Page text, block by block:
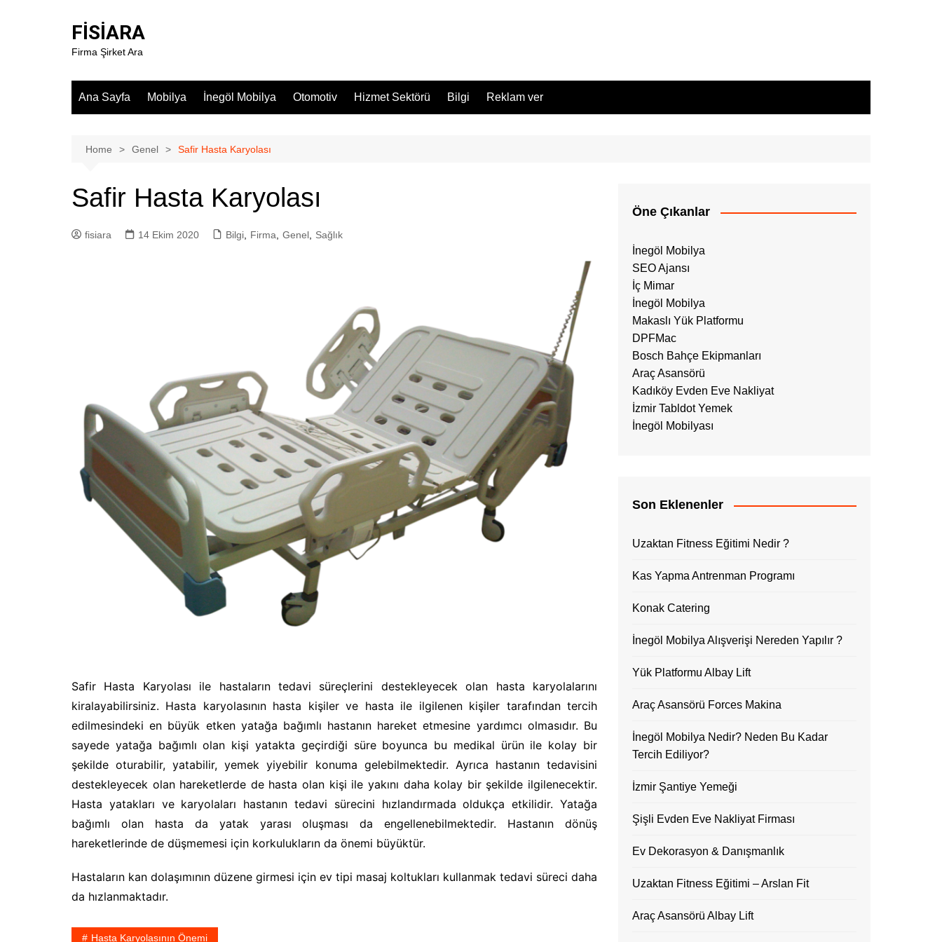
FİSİARA
Firma Şirket Ara
Ana Sayfa Mobilya İnegöl Mobilya Otomotiv Hizmet Sektörü Bilgi Reklam ver
Home Genel Safir Hasta Karyolası
Safir Hasta Karyolası
fisiara 14 Ekim 2020 Bilgi Firma Genel Sağlık
Safir Hasta Karyolası ile hastaların tedavi süreçlerini destekleyecek olan hasta karyolalarını
kiralayabilirsiniz. Hasta karyolasının hasta kişiler ve hasta ile ilgilenen kişiler tarafından tercih
edilmesindeki en büyük etken yatağa bağımlı hastanın hareket etmesine yardımcı olmasıdır. Bu
sayede yatağa bağımlı olan kişi yatakta geçirdiği süre boyunca bu medikal ürün ile kolay bir
şekilde oturabilir, yatabilir, yemek yiyebilir konuma gelebilmektedir. Ayrıca hastanın tedavisini
destekleyecek olan hareketlerde de hasta olan kişi ile yakını daha kolay bir şekilde ilgilenecektir.
Hasta yatakları ve karyolaları hastanın tedavi sürecini hızlandırmada oldukça etkilidir. Yatağa
bağımlı olan hasta da yatak yarası oluşması da engellenebilmektedir. Hastanın dönüş
hareketlerinde de düşmemesi için korkulukların da önemi büyüktür.
Hastaların kan dolaşımının düzene girmesi için ev tipi masaj koltukları kullanmak tedavi süreci daha
da hızlanmaktadır.
Hasta Karyolasının Önemi
Öne Çıkanlar
İnegöl Mobilya
SEO Ajansı
İç Mimar
İnegöl Mobilya
Makaslı Yük Platformu
DPFMac
Bosch Bahçe Ekipmanları
Araç Asansörü
Kadıköy Evden Eve Nakliyat
İzmir Tabldot Yemek
İnegöl Mobilyası
Son Eklenenler
Uzaktan Fitness Eğitimi Nedir ?
Kas Yapma Antrenman Programı
Konak Catering
İnegöl Mobilya Alışverişi Nereden Yapılır ?
Yük Platformu Albay Lift
Araç Asansörü Forces Makina
İnegöl Mobilya Nedir? Neden Bu Kadar
Tercih Ediliyor?
İzmir Şantiye Yemeği
Şişli Evden Eve Nakliyat Firması
Ev Dekorasyon & Danışmanlık
Uzaktan Fitness Eğitimi – Arslan Fit
Araç Asansörü Albay Lift